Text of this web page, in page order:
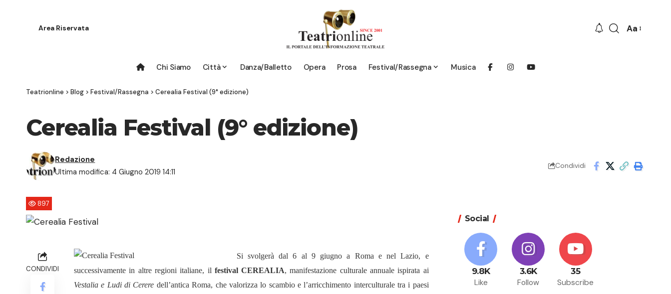
Area Riservata
Font
Aa
Chi Siamo Città Danza/Balletto Opera Prosa Festival/Rassegna Musica
Teatrionline > Blog > Festival/Rassegna > Cerealia Festival (9° edizione)
Cerealia Festival (9° edizione)
Ultima modifica: 4 Giugno 2019 14:11
Redazione
Condividi
897
CONDIVIDI
Si svolgerà dal 6 al 9 giugno a Roma e nel Lazio, e
successivamente in altre regioni italiane, il festival CEREALIA, manifestazione culturale annuale ispirata ai
Vestalia e Ludi di Cerere dell’antica Roma, che valorizza lo scambio e l’arricchimento interculturale tra i paesi
Social
9.8K
Like
3.6K
Follow
35
Subscribe